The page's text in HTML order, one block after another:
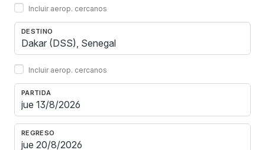
Incluir aerop. cercanos
DESTINO
Incluir aerop. cercanos
PARTIDA
REGRESO